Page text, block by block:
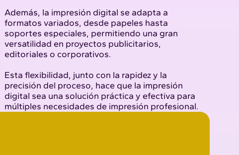
Además, la impresión digital se adapta a
formatos variados, desde papeles hasta
soportes especiales, permitiendo una gran
versatilidad en proyectos publicitarios,
editoriales o corporativos.
Esta flexibilidad, junto con la rapidez y la
precisión del proceso, hace que la impresión
digital sea una solución práctica y efectiva para
múltiples necesidades de impresión profesional.